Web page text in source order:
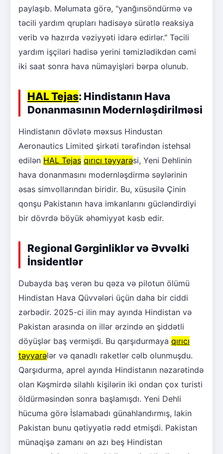
paylaşıb. Məlumata görə, "yanğınsöndürmə və
təcili yardım qrupları hadisəyə sürətlə reaksiya
verib və hazırda vəziyyəti idarə edirlər." Təcili
yardım işçiləri hadisə yerini təmizlədikdən cəmi
iki saat sonra hava nümayişləri bərpa olunub.
HAL Tejas: Hindistanın Hava
Donanmasının Modernləşdirilməsi
Hindistanın dövlətə məxsus Hindustan
Aeronautics Limited şirkəti tərəfindən istehsal
edilən HAL Tejas qırıcı təyyarəsi, Yeni Dehlinin
hava donanmasını modernləşdirmə səylərinin
əsas simvollarından biridir. Bu, xüsusilə Çinin
qonşu Pakistanın hava imkanlarını gücləndirdiyi
bir dövrdə böyük əhəmiyyət kəsb edir.
Regional Gərginliklər və Əvvəlki
İnsidentlər
Dubayda baş verən bu qəza və pilotun ölümü
Hindistan Hava Qüvvələri üçün daha bir ciddi
zərbədir. 2025-ci ilin may ayında Hindistan və
Pakistan arasında on illər ərzində ən şiddətli
döyüşlər baş vermişdi. Bu qarşıdurmaya qırıcı
təyyarələr və qanadlı raketlər cəlb olunmuşdu.
Qarşıdurma, aprel ayında Hindistanın nəzarətində
olan Kəşmirdə silahlı kişilərin iki ondan çox turisti
öldürməsindən sonra başlamışdı. Yeni Dehli
hücuma görə İslamabadı günahlandırmış, lakin
Pakistan bunu qətiyyətlə rədd etmişdi. Pakistan
münaqişə zamanı ən azı beş Hindistan